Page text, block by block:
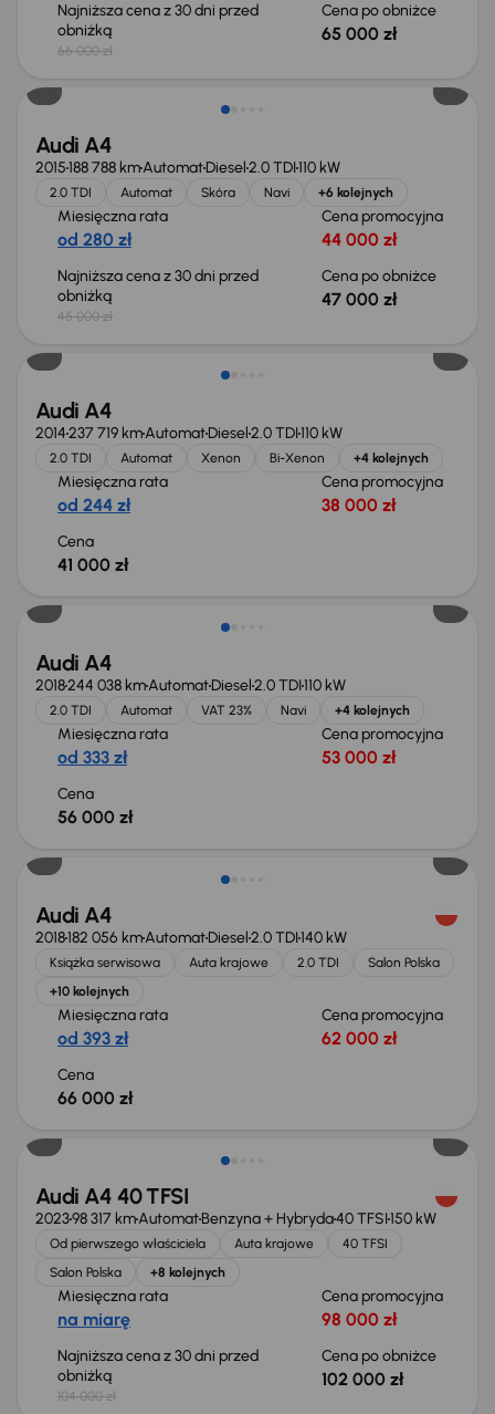
Najniższa cena z 30 dni przed
obniżką
66 000 zł
Cena po obniżce
65 000 zł
Audi A4
2015188 788 kmAutomatDiesel2.0 TDI110 kW
2.0 TDI Automat Skóra Navi +6 kolejnych
Miesięczna rata
od 280 zł
Cena promocyjna
44 000 zł
Najniższa cena z 30 dni przed
obniżką
45 000 zł
Cena po obniżce
47 000 zł
Audi A4
2014237 719 kmAutomatDiesel2.0 TDI110 kW
2.0 TDI Automat Xenon Bi-Xenon +4 kolejnych
Miesięczna rata
od 244 zł
Cena promocyjna
38 000 zł
Cena
41 000 zł
Audi A4
2018244 038 kmAutomatDiesel2.0 TDI110 kW
2.0 TDI Automat VAT 23% Navi +4 kolejnych
Miesięczna rata
od 333 zł
Cena promocyjna
53 000 zł
Cena
56 000 zł
Audi A4
2018182 056 kmAutomatDiesel2.0 TDI140 kW
Książka serwisowa Auta krajowe 2.0 TDI
Salon Polska
+10 kolejnych
Miesięczna rata
od 393 zł
Cena promocyjna
62 000 zł
Cena
66 000 zł
Taniej o 2 000 zł
Audi A4 40 TFSI
202398 317 kmAutomatBenzyna + Hybryda40 TFSI150 kW
Od pierwszego właściciela Auta krajowe
40 TFSI
Salon Polska
+8 kolejnych
Miesięczna rata
na miarę
Cena promocyjna
98 000 zł
Najniższa cena z 30 dni przed
obniżką
104 000 zł
Cena po obniżce
102 000 zł